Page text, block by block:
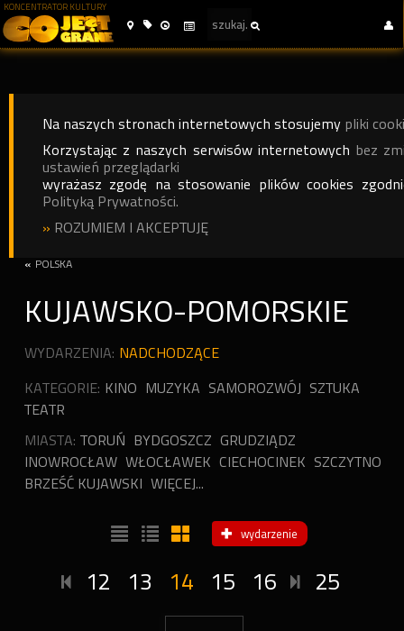
KONCENTRATOR KULTURY
Na naszych stronach internetowych stosujemy pliki
Korzystając z naszych serwisów internetowych bez
ustawień przeglądarki
wyrażasz zgodę na stosowanie plików cookies
Polityką Prywatności.
» ROZUMIEM I AKCEPTUJĘ
« POLSKA
KUJAWSKO-POMORSKIE
WYDARZENIA: NADCHODZĄCE
KATEGORIE: KINO MUZYKA SAMOROZWÓJ SZTUKA
TEATR
MIASTA: TORUŃ BYDGOSZCZ GRUDZIĄDZ
INOWROCŁAW WŁOCŁAWEK CIECHOCINEK SZCZYTNO
BRZEŚĆ KUJAWSKI WIĘCEJ...
wydarzenie
12 13 14 15 16 25